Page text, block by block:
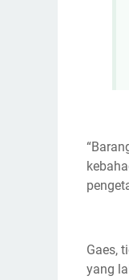
Gaes,
yang